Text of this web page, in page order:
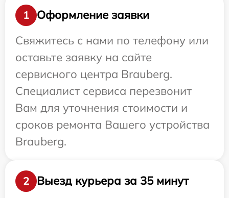
1
Оформление заявки
Свяжитесь с нами по телефону или
оставьте заявку на сайте
сервисного центра Brauberg.
Специалист сервиса перезвонит
Вам для уточнения стоимости и
сроков ремонта Вашего устройства
Brauberg.
2
Выезд курьера за 35 минут